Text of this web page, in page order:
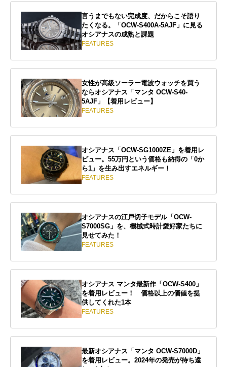
言うまでもない完成度、だからこそ語り
たくなる。「OCW-S400A-5AJF」に見る
オシアナスの成熟と課題
FEATURES
女性が高級ソーラー電波ウォッチを買う
ならオシアナス「マンタ OCW-S40-
5AJF」【着用レビュー】
FEATURES
オシアナス「OCW-SG1000ZE」を着用レ
ビュー。55万円という価格も納得の「0か
ら1」を生み出すエネルギー！
FEATURES
オシアナスの江戸切子モデル「OCW-
S7000SG」を、機械式時計愛好家たちに
見せてみた！
FEATURES
オシアナス マンタ最新作「OCW-S400」
を着用レビュー！ 価格以上の価値を提
供してくれた1本
FEATURES
最新オシアナス「マンタ OCW-S7000D」
を着用レビュー。2024年の発売が待ち遠